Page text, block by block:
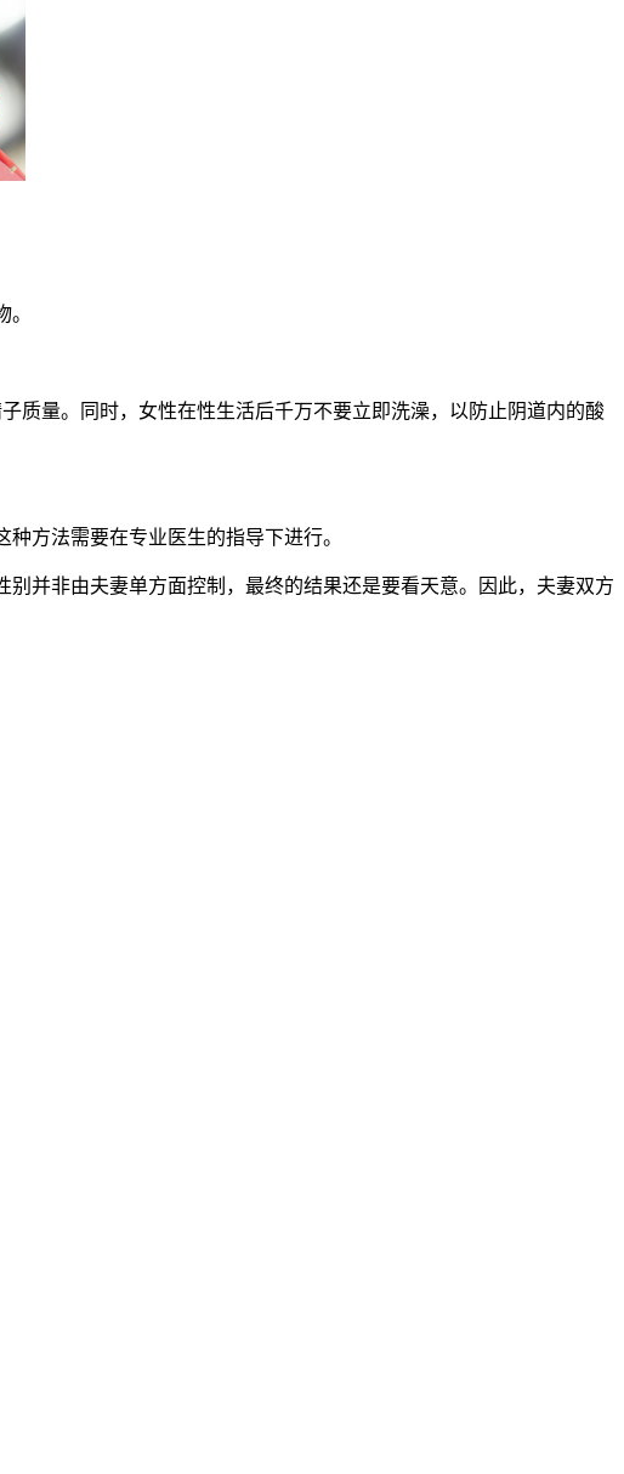
量。同时，女性在性生活后千万不要立即洗澡，以防止阴道内的酸
方法需要在专业医生的指导下进行。
并非由夫妻单方面控制，最终的结果还是要看天意。因此，夫妻双方